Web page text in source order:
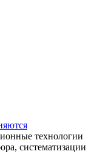
технологии
систематизации